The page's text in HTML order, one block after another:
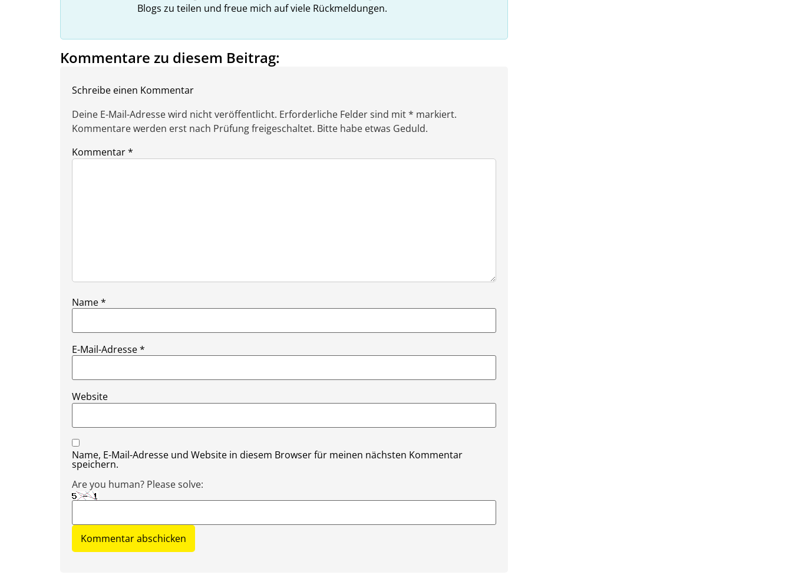
Blogs zu teilen und freue mich auf viele Rückmeldungen.
Kommentare zu diesem Beitrag:
Schreibe einen Kommentar
Deine E-Mail-Adresse wird nicht veröffentlicht. Erforderliche Felder sind mit * markiert.
Kommentare werden erst nach Prüfung freigeschaltet. Bitte habe etwas Geduld.
Kommentar*
Name*
E-Mail-Adresse*
Website
Name, E-Mail-Adresse und Website in diesem Browser für meinen nächsten Kommentar
speichern.
Are you human? Please solve: